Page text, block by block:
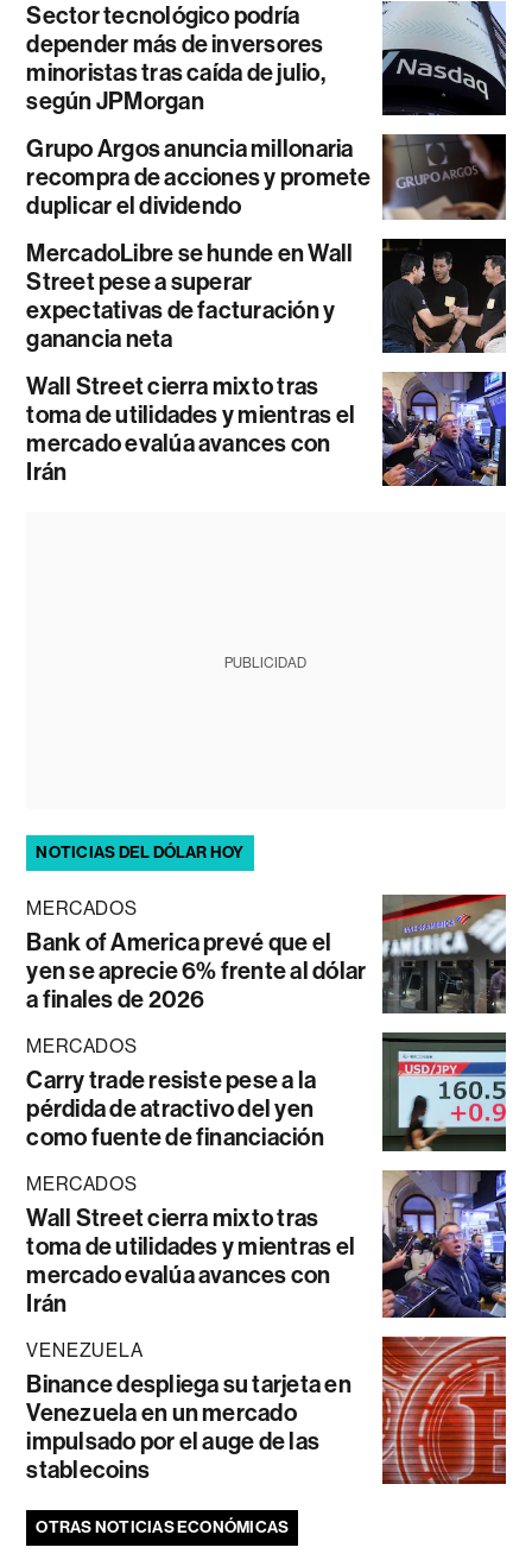
Sector tecnológico podría
depender más de inversores
minoristas tras caída de julio,
según JPMorgan
Grupo Argos anuncia millonaria
recompra de acciones y promete
duplicar el dividendo
MercadoLibre se hunde en Wall
Street pese a superar
expectativas de facturación y
ganancia neta
Wall Street cierra mixto tras
toma de utilidades y mientras el
mercado evalúa avances con
Irán
PUBLICIDAD
NOTICIAS DEL DÓLAR HOY
MERCADOS
Bank of America prevé que el
yen se aprecie 6% frente al dólar
a finales de 2026
MERCADOS
Carry trade resiste pese a la
pérdida de atractivo del yen
como fuente de financiación
MERCADOS
Wall Street cierra mixto tras
toma de utilidades y mientras el
mercado evalúa avances con
Irán
VENEZUELA
Binance despliega su tarjeta en
Venezuela en un mercado
impulsado por el auge de las
stablecoins
OTRAS NOTICIAS ECONÓMICAS